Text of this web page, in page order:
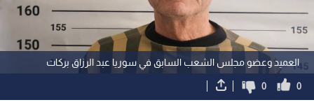
العميد وعضو مجلس الشعب السابق في سوريا عبد الرزاق بركات
0
0